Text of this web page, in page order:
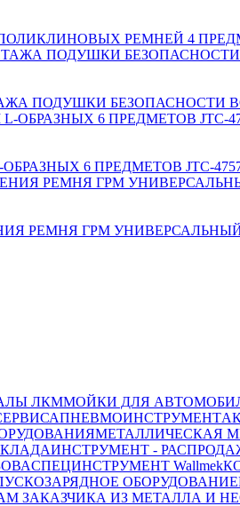
РЕМНЕЙ 4
ПОДУШКИ БЕЗОПАСНОСТИ
6 ПРЕДМЕТОВ JTC-
РЕМНЯ ГРМ УНИВЕРСАЛЬНЫЙ
ЛКММОЙКИ ДЛЯ
ПНЕВМОИНСТРУМЕНТ
МЕТАЛЛИЧЕСКАЯ
ИНСТРУМЕНТ -
СПЕЦИНСТРУМЕНТ Wallmek
ОБОРУДОВАНИЕ
ЗАКАЗЧИКА ИЗ МЕТАЛЛА И